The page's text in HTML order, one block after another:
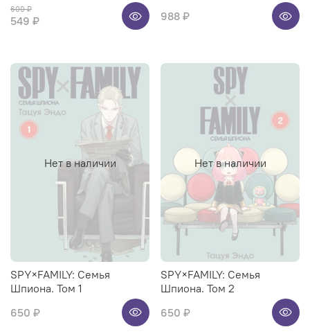
600 ₽
549 ₽ 988 ₽
Нет в наличии
SPY×FAMILY: Семья
Шпиона. Том 1
650 ₽
Нет в наличии
SPY×FAMILY: Семья
Шпиона. Том 2
650 ₽